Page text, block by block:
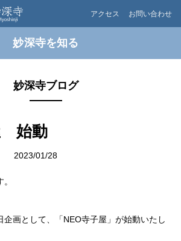
アクセス お問い合わせ
妙深寺を知る
妙深寺ブログ
始動
2023/01/28
企画として、「NEO寺子屋」が始動いたし